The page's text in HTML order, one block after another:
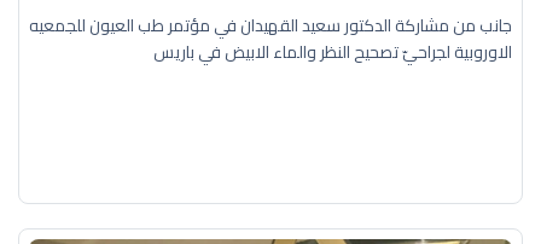
جانب من مشاركة الدكتور سعيد القهيدان في مؤتمر طب العيون للجمعيه
الاوروبية لجراحيّ تصحيح النظر والماء الابيض في باريس